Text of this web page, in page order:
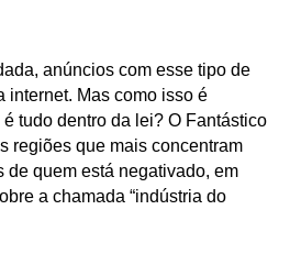
anúncios com esse tipo de
internet. Mas como isso é
tudo dentro da lei? O Fantástico
regiões que mais concentram
quem está negativado, em
a chamada “indústria do